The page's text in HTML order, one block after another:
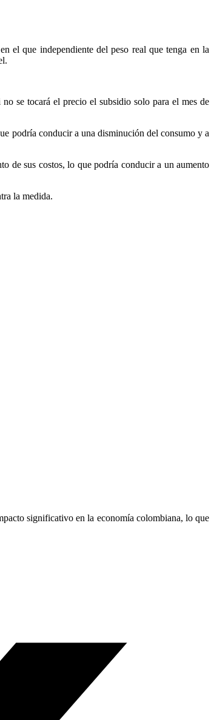
el que independiente del peso real que tenga en la
se tocará el precio el subsidio solo para el mes de
podría conducir a una disminución del consumo y a
de sus costos, lo que podría conducir a un aumento
la medida.
significativo en la economía colombiana, lo que